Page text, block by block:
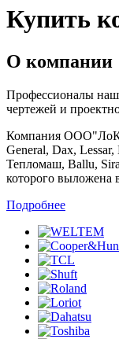
Купить
О компании
Профессионалы
чертежей и
Компания
General, Dax,
Тепломаш, Ballu,
которого выложена
Подробнее